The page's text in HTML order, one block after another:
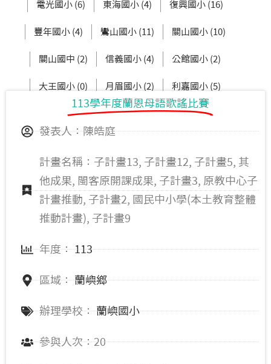
電光國小 (6) 東海國小 (4) 復興國小 (16)
豐年國小 (4) 鸞山國小 (11) 關山國小 (10)
關山國中 (2) 信義國小 (4) 公館國小 (2)
大王國小 (0) 月眉國小 (2) 利嘉國小 (5)
新生國中 (3) 東大附小 (2)
113學年度蘭恩母語歌謠比賽
發表人：陳皓庭
計畫名稱：子計畫13, 子計畫12, 子計畫5, 其
他成果, 閩客原開課成果, 子計畫3, 原教中心子
計畫推動, 子計畫2, 國民中小學(本土教育整體
推動計畫), 子計畫9
年度： 113
區域： 蘭嶼鄉
辦理學校： 蘭嶼國小
參與人次：20